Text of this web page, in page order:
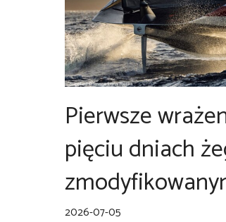
Pierwsze
pięciu dniach
2026-07-05